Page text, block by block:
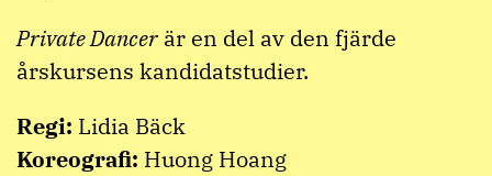
Private Dancer är en del av den fjärde
årskursens kandidatstudier.
Regi: Lidia Bäck
Koreografi: Huong Hoang